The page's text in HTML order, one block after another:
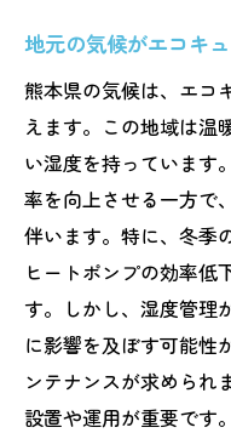
修理前に確
緊急時に頼
技術力の高
口コミとレ
保証制度を
地域特性に
地域密着型業者
に適している理由
地元業者の強
地域密着型業
地元の気候がエコキ
熊本県の気候は、エコ
えます。この地域は温
い湿度を持っています
率を向上させる一方で
伴います。特に、冬季
ヒートポンプの効率低
す。しかし、湿度管理
に影響を及ぼす可能性
ンテナンスが求められ
設置や運用が重要です。